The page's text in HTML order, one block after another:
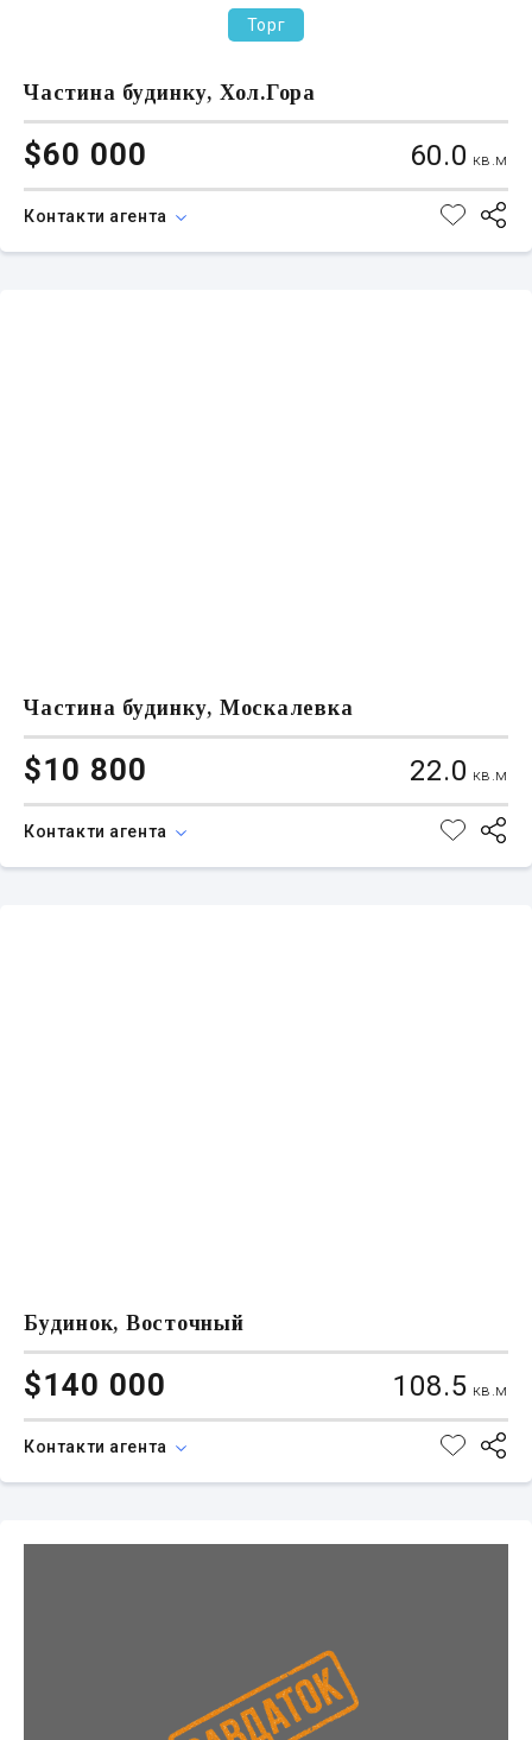
Торг
Частина будинку, Хол.Гора
$60 000 60.0 кв.м
Контакти агента
Частина будинку, Москалевка
$10 800 22.0 кв.м
Контакти агента
Будинок, Восточный
$140 000 108.5 кв.м
Контакти агента